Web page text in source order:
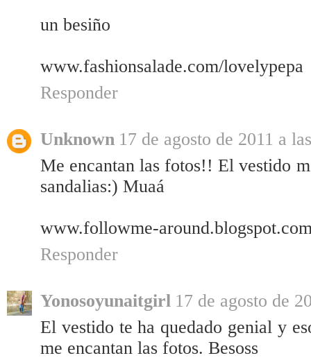
un besiño
www.fashionsalade.com/lovelypepa
Responder
Unknown 17 de agosto de 2011 a
Me encantan las fotos!! El vestido
sandalias:) Muaá
www.followme-
Responder
Yonosoyunaitgirl 17 de agosto de
El vestido te ha quedado genial y
me encantan las fotos. Besoss